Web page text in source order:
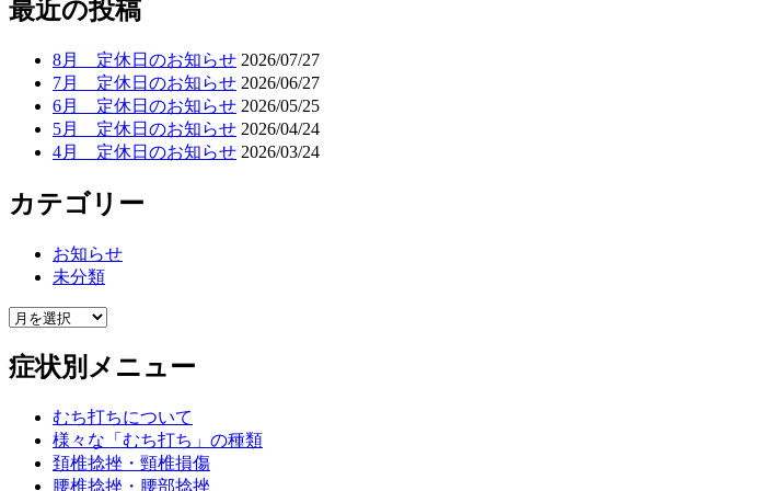
最近の投稿
8月 定休日のお知らせ 2026/07/27
7月 定休日のお知らせ 2026/06/27
6月 定休日のお知らせ 2026/05/25
5月 定休日のお知らせ 2026/04/24
4月 定休日のお知らせ 2026/03/24
カテゴリー
お知らせ
未分類
症状別メニュー
むち打ちについて
様々な「むち打ち」の種類
頚椎捻挫・頸椎損傷
腰椎捻挫・腰部捻挫